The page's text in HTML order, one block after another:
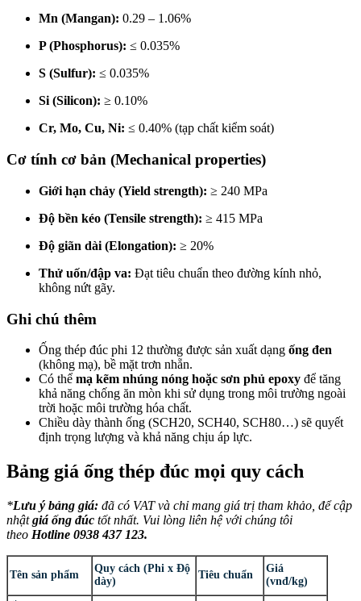
Mn (Mangan): 0.29 – 1.06%
P (Phosphorus): ≤ 0.035%
S (Sulfur): ≤ 0.035%
Si (Silicon): ≥ 0.10%
Cr, Mo, Cu, Ni: ≤ 0.40% (tạp chất kiểm soát)
Cơ tính cơ bản (Mechanical properties)
Giới hạn chảy (Yield strength): ≥ 240 MPa
Độ bền kéo (Tensile strength): ≥ 415 MPa
Độ giãn dài (Elongation): ≥ 20%
Thử uốn/đập va: Đạt tiêu chuẩn theo đường kính nhỏ,
không nứt gãy.
Ghi chú thêm
Ống thép đúc phi 12 thường được sản xuất dạng ống đen
(không mạ), bề mặt trơn nhẵn.
Có thể mạ kẽm nhúng nóng hoặc sơn phủ epoxy để tăng
khả năng chống ăn mòn khi sử dụng trong môi trường ngoài
trời hoặc môi trường hóa chất.
Chiều dày thành ống (SCH20, SCH40, SCH80…) sẽ quyết
định trọng lượng và khả năng chịu áp lực.
Bảng giá ống thép đúc mọi quy cách
*Lưu ý bảng giá: đã có VAT và chỉ mang giá trị tham khảo, để cập
nhậtgiá ống đúc tốt nhất. Vui lòng liên hệ với chúng tôi
theo Hotline 0938 437 123.
Tên sản phẩm
Quy cách (Phi x Độ
dày)
Tiêu chuẩn
Giá
(vnđ/kg)